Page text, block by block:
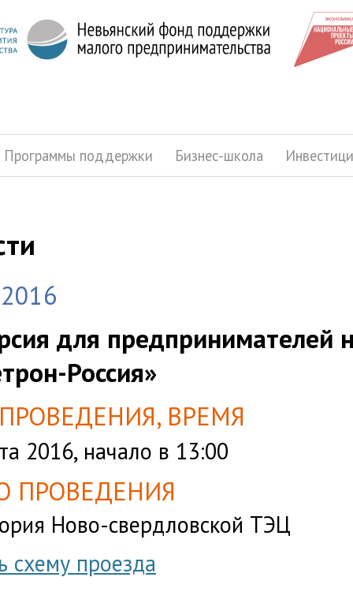
Программы поддержки Бизнес-школа
для предпринимателей
Россия»
ВРЕМЯ
2016, начало в 13:00
ПРОВЕДЕНИЯ
Ново-свердловской ТЭЦ
схему проезда